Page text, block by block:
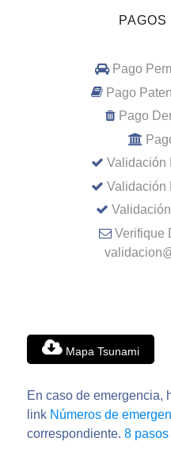
Pago
Pago
Pago
Validación
Validación
Verifique
Mapa Tsunami
En caso de emergencia,
link Números de
correspondiente. 8